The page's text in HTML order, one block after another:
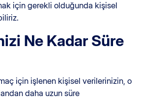
için gerekli olduğunda kişisel
Ne Kadar Süre
için işlenen kişisel verilerinizin, o
daha uzun süre